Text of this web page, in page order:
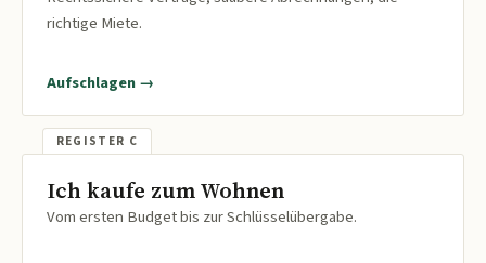
richtige Miete.
Aufschlagen →
Ich kaufe zum Wohnen
Vom ersten Budget bis zur Schlüsselübergabe.